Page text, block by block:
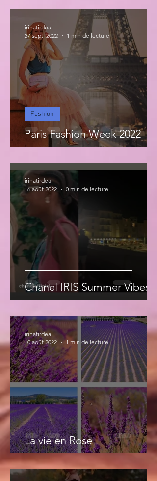
Paris Fashion Week 2022
Fashion
irinatirdea
27 sept. 2022
1 min de lecture
Chanel IRIS Summer Vibes
irinatirdea
16 août 2022
0 min de lecture
La vie en Rose
irinatirdea
10 août 2022
1 min de lecture